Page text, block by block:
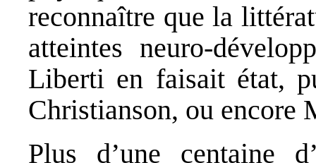
reconnaître que la
atteintes neuro-
Liberti en faisait état,
Christianson, ou encore
Plus d’une centaine